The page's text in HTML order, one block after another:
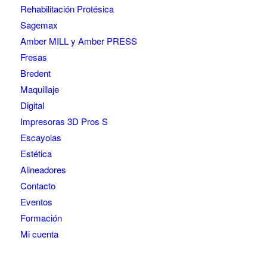
Rehabilitación Protésica
Sagemax
Amber MILL y Amber PRESS
Fresas
Bredent
Maquillaje
Digital
Impresoras 3D Pros S
Escayolas
Estética
Alineadores
Contacto
Eventos
Formación
Mi cuenta